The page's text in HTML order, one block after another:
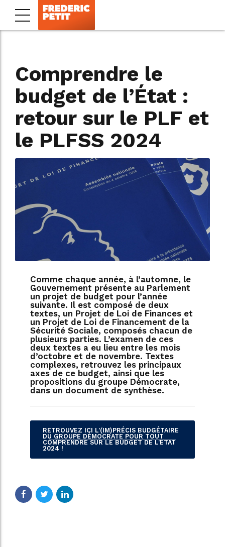
Comprendre le
budget de l’État :
retour sur le PLF et
le PLFSS 2024
Comme chaque année, à l’automne, le
Gouvernement présente au Parlement
un projet de budget pour l’année
suivante. Il est composé de deux
textes, un Projet de Loi de Finances et
un Projet de Loi de Financement de la
Sécurité Sociale, composés chacun de
plusieurs parties. L’examen de ces
deux textes a eu lieu entre les mois
d’octobre et de novembre. Textes
complexes, retrouvez les principaux
axes de ce budget, ainsi que les
propositions du groupe Démocrate,
dans un document de synthèse.
RETROUVEZ ICI L'(IM)PRÉCIS BUDGÉTAIRE
DU GROUPE DÉMOCRATE POUR TOUT
COMPRENDRE SUR LE BUDGET DE L'ETAT
2024 !